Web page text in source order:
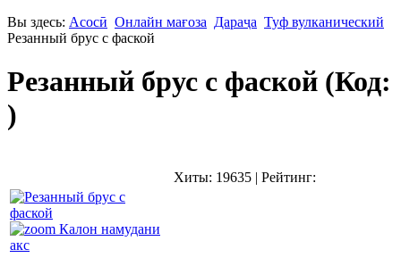
Вы здесь: Асосӣ Онлайн мағоза Дараҷа Туф вулканический
Резанный брус с фаской
Резанный брус с фаской (Код:
)
Хиты: 19635 | Рейтинг:
Калон намудани
акс